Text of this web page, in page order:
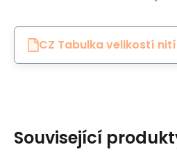
CZ Tabulka velikostí
Související